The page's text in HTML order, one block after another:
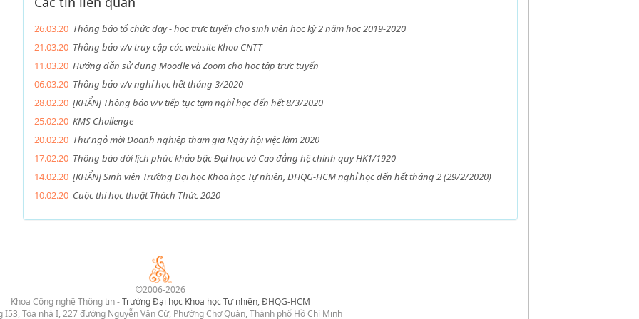
26.03.20 Thông báo tổ chức dạy - học trực tuyến cho sinh viên học kỳ 2 năm học 2019-2020
21.03.20 Thông báo v/v truy cập các website Khoa CNTT
11.03.20 Hướng dẫn sử dụng Moodle và Zoom cho học tập trực tuyến
06.03.20 Thông báo v/v nghỉ học hết tháng 3/2020
28.02.20 [KHẨN] Thông báo v/v tiếp tục tạm nghỉ học đến hết 8/3/2020
25.02.20 KMS Challenge
20.02.20 Thư ngỏ mời Doanh nghiệp tham gia Ngày hội việc làm 2020
17.02.20 Thông báo dời lịch phúc khảo bậc Đại học và Cao đẳng hệ chính quy HK1/1920
14.02.20 [KHẨN] Sinh viên Trường Đại học Khoa học Tự nhiên, ĐHQG-HCM nghỉ học đến hết tháng 2 (29/2/2020)
10.02.20 Cuộc thi học thuật Thách Thức 2020
©2006-2026
Khoa Công nghệ Thông tin -Trường Đại học Khoa học Tự nhiên, ĐHQG-HCM
I53, Tòa nhà I, 227 đường Nguyễn Văn Cừ, Phường Chợ Quán, Thành phố Hồ Chí Minh